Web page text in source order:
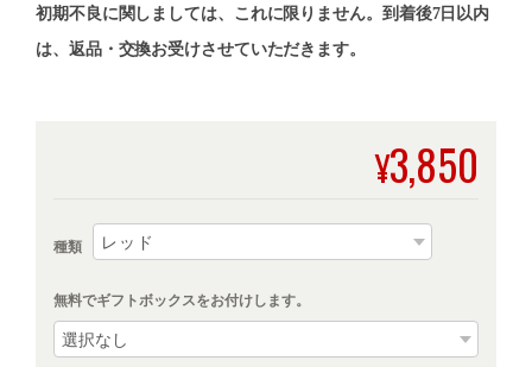
初期不良に関しましては、これに限りません。到着後7日以内
は、返品・交換お受けさせていただきます。
¥3,850
種類
無料でギフトボックスをお付けします。